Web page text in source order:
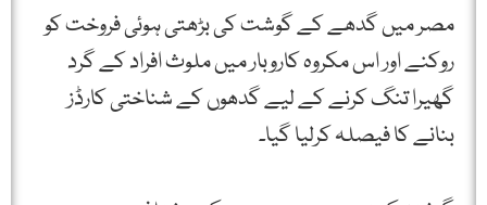
مصر میں گدھے کے گوشت کی بڑھتی ہوئی فروخت کو
روکنے اور اس مکروہ کاروبار میں ملوث افراد کے گرد
گھیرا تنگ کرنے کے لیے گدھوں کے شناختی کارڈز
بنانے کا فیصلہ کرلیا گیا۔